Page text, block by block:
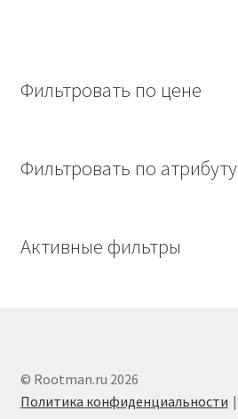
Фильтровать по цене
Фильтровать по атрибуту
Активные фильтры
© Rootman.ru 2026
Политика конфиденциальности